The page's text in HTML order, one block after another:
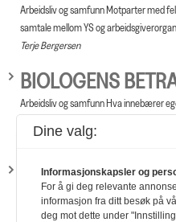
Arbeidsliv og samfunn Motparter med
samtale mellom YS og
Terje Bergersen
BIOLOGENS
Arbeidsliv og samfunn Hva innebærer
hoved…
Terje Bergersen
FÆRRE ER REDD
Arbeidsliv og samfunn YS
Nordmenn flest bekymrer seg mindre
Dine valg:
Informasjonskapsler og
For å gi deg relevante
informasjon fra ditt besøk på
deg mot dette under